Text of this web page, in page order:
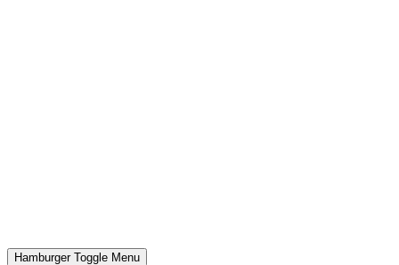
Hamburger Toggle Menu